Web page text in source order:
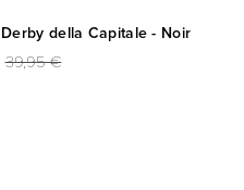
della Capitale - Noir
39,95 €